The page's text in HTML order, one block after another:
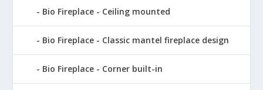
Bio Fireplace - Ceiling mounted
Bio Fireplace - Classic mantel fireplace design
Bio Fireplace - Corner built-in